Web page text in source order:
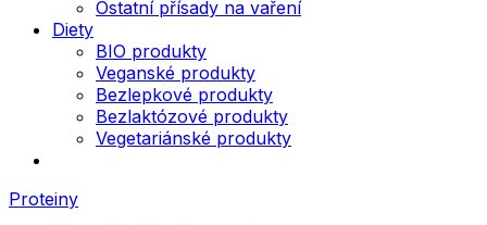
Ostatní přísady na vaření
Diety
BIO produkty
Veganské produkty
Bezlepkové produkty
Bezlaktózové produkty
Vegetariánské produkty
Proteiny